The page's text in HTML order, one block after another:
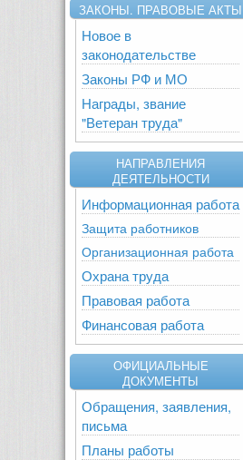
ЗАКОНЫ. ПРАВОВЫЕ АКТЫ
Новое в
законодательстве
Законы РФ и МО
Награды, звание
"Ветеран труда"
НАПРАВЛЕНИЯ
ДЕЯТЕЛЬНОСТИ
Информационная работа
Защита работников
Организационная работа
Охрана труда
Правовая работа
Финансовая работа
ОФИЦИАЛЬНЫЕ
ДОКУМЕНТЫ
Обращения, заявления,
письма
Планы работы